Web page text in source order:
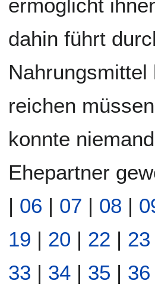
ermöglicht
dahin führt
reichen
konnte
Ehepartner
| 06 | 07 | 08 |
19 | 20 | 22 | 23
33 | 34 | 35 | 36